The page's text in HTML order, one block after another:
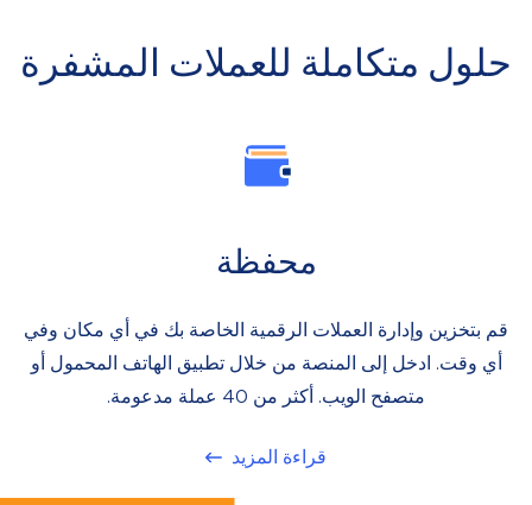
حلول متكاملة للعملات المشفرة
محفظة
قم بتخزين وإدارة العملات الرقمية الخاصة بك في أي مكان وفي
أي وقت. ادخل إلى المنصة من خلال تطبيق الهاتف المحمول أو
متصفح الويب. أكثر من 40 عملة مدعومة.
قراءة المزيد